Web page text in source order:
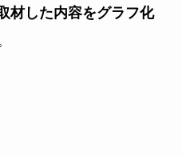
材した内容をグラフ化